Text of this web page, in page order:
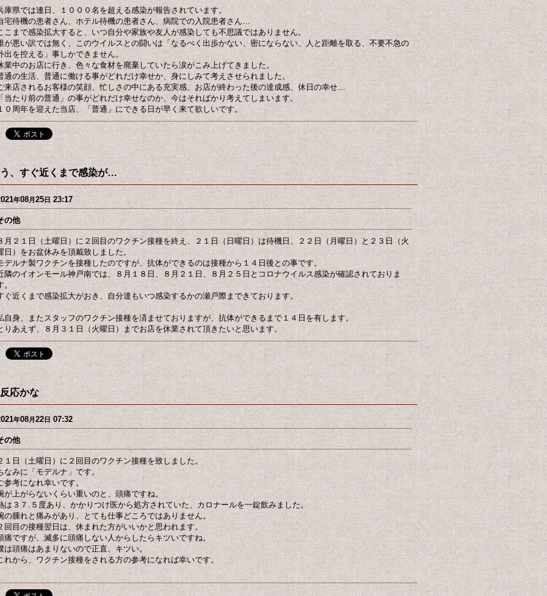
庫県では連日、１０００名を超える感染が報告されています。
宅待機の患者さん、ホテル待機の患者さん、病院での入院患者さん…
こまで感染拡大すると、いつ自分や家族や友人が感染しても不思議ではありません。
が悪い訳では無く、このウイルスとの闘いは「なるべく出歩かない、密にならない、人と距離を取る、不要不急の
出を控える」事しかできません。
業中のお店に行き、色々な食材を廃棄していたら涙がこみ上げてきました。
通の生活、普通に働ける事がどれだけ幸せか、身にしみて考えさせられました。
来店されるお客様の笑顔、忙しさの中にある充実感、お店が終わった後の達成感、休日の幸せ…
当たり前の普通」の事がどれだけ幸せなのか、今はそればかり考えてしまいます。
０周年を迎えた当店、「普通」にできる日が早く来て欲しいです。
、すぐ近くまで感染が…
年08月25日 23:17
の他
月２１日（土曜日）に２回目のワクチン接種を終え、２１日（日曜日）は待機日、２２日（月曜日）と２３日（火
日）をお盆休みを頂戴致しました。
デルナ製ワクチンを接種したのですが、抗体ができるのは接種から１４日後との事です。
隣のイオンモール神戸南では、８月１８日、８月２１日、８月２５日とコロナウイルス感染が確認されておりま
。
ぐ近くまで感染拡大がおき、自分達もいつ感染するかの瀬戸際まできております。
自身、またスタッフのワクチン接種を済ませておりますが、抗体ができるまで１４日を有します。
りあえず、８月３１日（火曜日）までお店を休業されて頂きたいと思います。
応かな
年08月22日 07:32
の他
１日（土曜日）に２回目のワクチン接種を致しました。
なみに「モデルナ」です。
参考になれ幸いです。
が上がらないくらい重いのと、頭痛ですね。
は３７.５度あり、かかりつけ医から処方されていた、カロナールを一錠飲みました。
の腫れと痛みがあり、とても仕事どころではありません。
回目の接種翌日は、休まれた方がいいかと思われます。
痛ですが、滅多に頭痛しない人からしたらキツいですね。
は頭痛はあまりないので正直、キツい。
れから、ワクチン接種をされる方の参考になれば幸いです。